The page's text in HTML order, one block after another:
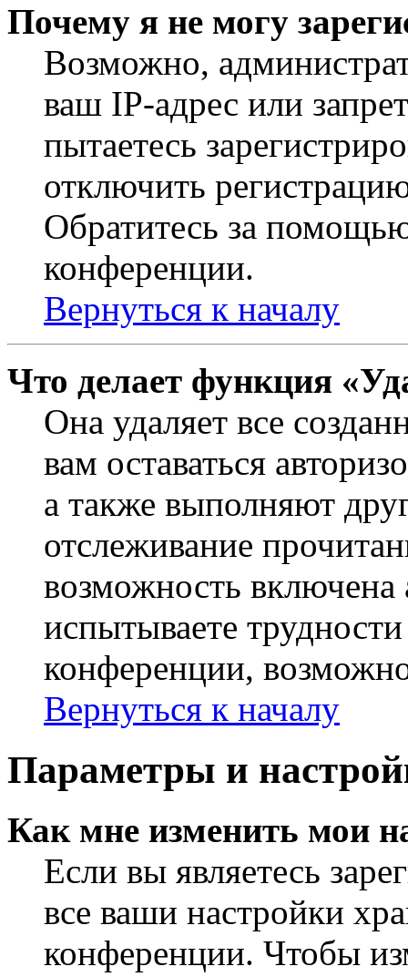
Почему я не могу
Возможно,
ваш IP-адрес или
пытаетесь
отключить
Обратитесь за
конференции.
Вернуться к началу
Что делает функция
Она удаляет все
вам оставаться
а также выполняют
отслеживание
возможность
испытываете
конференции,
Вернуться к началу
Параметры и
Как мне изменить мои
Если вы являетесь
все ваши настройки
конференции. Чтобы